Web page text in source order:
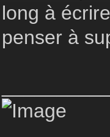
long à
penser à